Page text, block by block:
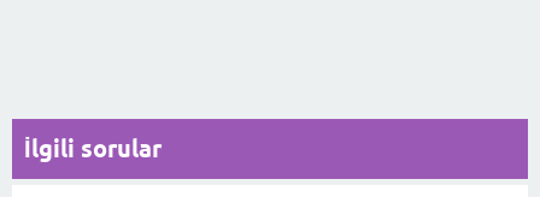
İlgili sorular